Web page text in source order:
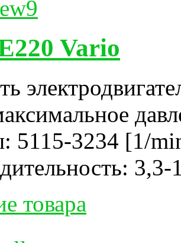
Vario
5115-3234 [1/
товара